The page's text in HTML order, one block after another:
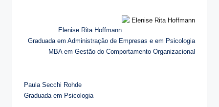
Elenise Rita Hoffmann
Graduada em Administração de Empresas e em Psicologia
MBA em Gestão do Comportamento Organizacional
Paula Secchi Rohde
Graduada em Psicologia